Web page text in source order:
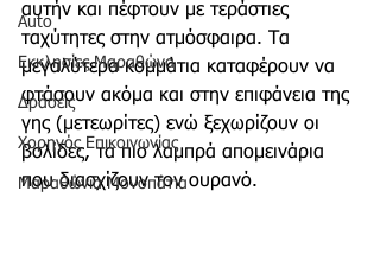
Auto
Εκκλησίες Μαραθώνα
Δράσεις
Χορηγός Επικοινωνίας
Μαραθώνια Μονοπάτια
αυτήν και πέφτουν με τεράστιες
ταχύτητες στην ατμόσφαιρα. Τα
μεγαλύτερα κομμάτια καταφέρουν να
φτάσουν ακόμα και στην επιφάνεια της
γης (μετεωρίτες) ενώ ξεχωρίζουν οι
βολίδες, τα πιο λαμπρά απομεινάρια
που διασχίζουν τον ουρανό.